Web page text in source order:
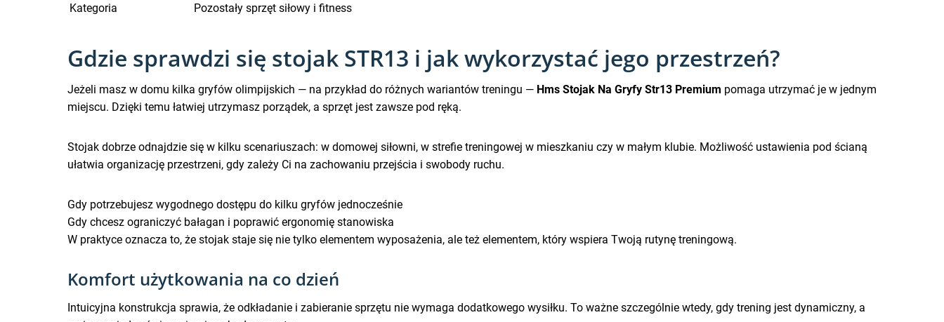
Kategoria
Pozostały sprzęt siłowy i fitness
Gdzie sprawdzi się stojak STR13 i jak wykorzystać jego przestrzeń?
Jeżeli masz w domu kilka gryfów olimpijskich — na przykład do różnych wariantów treningu — Hms Stojak Na Gryfy Str13 Premium pomaga utrzymać je w jednym
miejscu. Dzięki temu łatwiej utrzymasz porządek, a sprzęt jest zawsze pod ręką.
Stojak dobrze odnajdzie się w kilku scenariuszach: w domowej siłowni, w strefie treningowej w mieszkaniu czy w małym klubie. Możliwość ustawienia pod ścianą
ułatwia organizację przestrzeni, gdy zależy Ci na zachowaniu przejścia i swobody ruchu.
Gdy potrzebujesz wygodnego dostępu do kilku gryfów jednocześnie
Gdy chcesz ograniczyć bałagan i poprawić ergonomię stanowiska
W praktyce oznacza to, że stojak staje się nie tylko elementem wyposażenia, ale też elementem, który wspiera Twoją rutynę treningową.
Komfort użytkowania na co dzień
Intuicyjna konstrukcja sprawia, że odkładanie i zabieranie sprzętu nie wymaga dodatkowego wysiłku. To ważne szczególnie wtedy, gdy trening jest dynamiczny, a